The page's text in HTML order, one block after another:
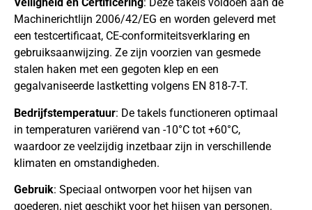
Veiligheid en Certificering: Deze takels voldoen aan de
Machinerichtlijn 2006/42/EG en worden geleverd met
een testcertificaat, CE-conformiteitsverklaring en
gebruiksaanwijzing. Ze zijn voorzien van gesmede
stalen haken met een gegoten klep en een
gegalvaniseerde lastketting volgens EN 818-7-T.
Bedrijfstemperatuur: De takels functioneren optimaal
in temperaturen variërend van -10°C tot +60°C,
waardoor ze veelzijdig inzetbaar zijn in verschillende
klimaten en omstandigheden.
Gebruik: Speciaal ontworpen voor het hijsen van
goederen, niet geschikt voor het hijsen van personen.